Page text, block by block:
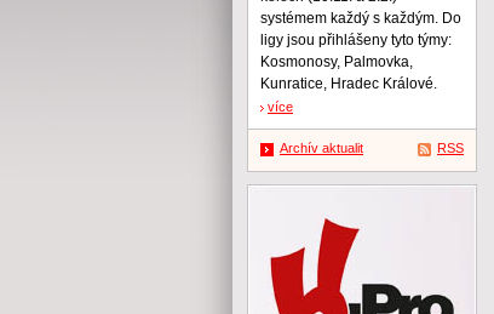
systémem každý s každým. Do
ligy jsou přihlášeny tyto týmy:
Kosmonosy, Palmovka,
Kunratice, Hradec Králové.
více
Archív aktualit RSS